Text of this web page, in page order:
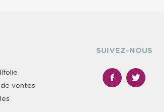
ventes
SUIVEZ-NOUS